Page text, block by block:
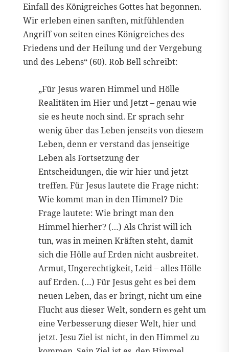
Einfall des Königreiches Gottes hat begonnen.
Wir erleben einen sanften, mitfühlenden
Angriff von seiten eines Königreiches des
Friedens und der Heilung und der Vergebung
und des Lebens“ (60). Rob Bell schreibt:
„Für Jesus waren Himmel und Hölle
Realitäten im Hier und Jetzt – genau wie
sie es heute noch sind. Er sprach sehr
wenig über das Leben jenseits von diesem
Leben, denn er verstand das jenseitige
Leben als Fortsetzung der
Entscheidungen, die wir hier und jetzt
treffen. Für Jesus lautete die Frage nicht:
Wie kommt man in den Himmel? Die
Frage lautete: Wie bringt man den
Himmel hierher? (…) Als Christ will ich
tun, was in meinen Kräften steht, damit
sich die Hölle auf Erden nicht ausbreitet.
Armut, Ungerechtigkeit, Leid – alles Hölle
auf Erden. (…) Für Jesus geht es bei dem
neuen Leben, das er bringt, nicht um eine
Flucht aus dieser Welt, sondern es geht um
eine Verbesserung dieser Welt, hier und
jetzt. Jesu Ziel ist nicht, in den Himmel zu